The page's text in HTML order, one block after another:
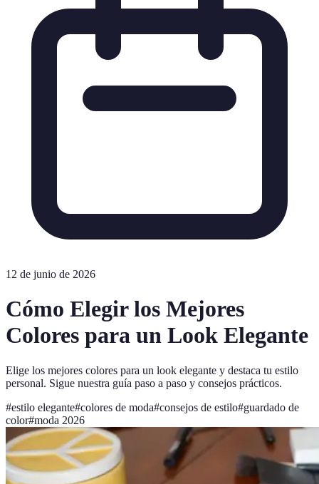
12 de junio de 2026
Cómo Elegir los Mejores
Colores para un Look Elegante
Elige los mejores colores para un look elegante y destaca tu estilo
personal. Sigue nuestra guía paso a paso y consejos prácticos.
#estilo elegante#colores de moda#consejos de estilo#guardado de
color#moda 2026